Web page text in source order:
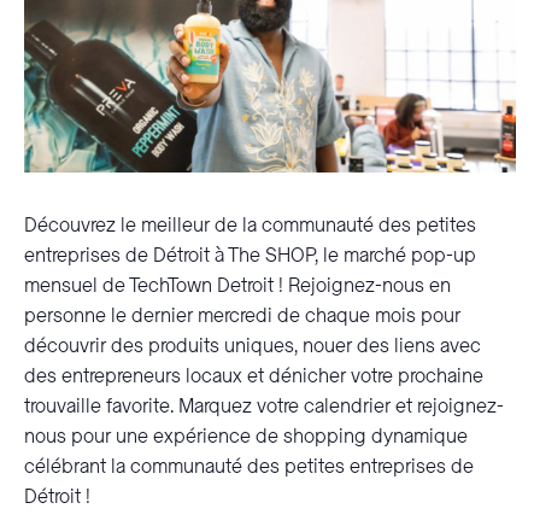
Découvrez le meilleur de la communauté des petites
entreprises de Détroit à The SHOP, le marché pop-up
mensuel de TechTown Detroit ! Rejoignez-nous en
personne le dernier mercredi de chaque mois pour
découvrir des produits uniques, nouer des liens avec
des entrepreneurs locaux et dénicher votre prochaine
trouvaille favorite. Marquez votre calendrier et rejoignez-
nous pour une expérience de shopping dynamique
célébrant la communauté des petites entreprises de
Détroit !